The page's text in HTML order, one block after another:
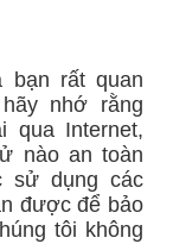
bạn rất quan
nhớ rằng
qua Internet,
nào an toàn
sử dụng các
được để bảo
tôi không